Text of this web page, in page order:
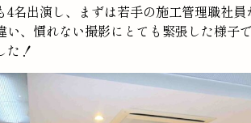
4名出演し、まずは若手の施工管理職社
い、慣れない撮影にとても緊張した様
た！